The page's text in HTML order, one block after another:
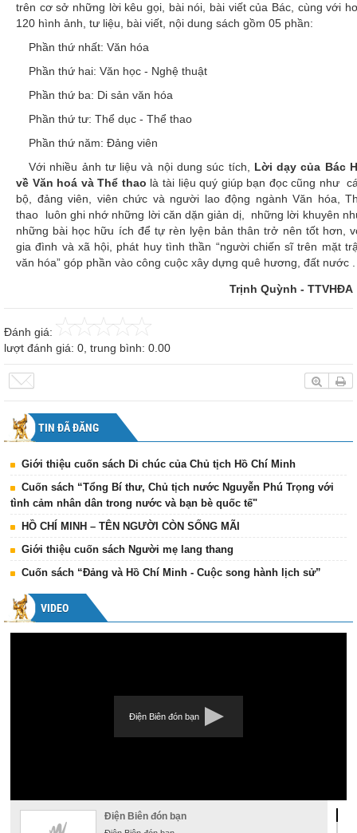
trên cơ sở những lời kêu gọi, bài nói, bài viết của Bác, cùng với
120 hình ảnh, tư liệu, bài viết, nội dung sách gồm 05 phần:
Phần thứ nhất: Văn hóa
Phần thứ hai: Văn học - Nghệ thuật
Phần thứ ba: Di sản văn hóa
Phần thứ tư: Thể dục - Thể thao
Phần thứ năm: Đảng viên
Với nhiều ảnh tư liệu và nội dung súc tích, Lời dạy của Bác
về Văn hoá và Thể thao là tài liệu quý giúp bạn đọc cũng như
bộ, đảng viên, viên chức và người lao động ngành Văn hóa,
thao luôn ghi nhớ những lời căn dặn giản dị, những lời khuyên
những bài học hữu ích để tự rèn lyện bản thân trở nên tốt hơn,
gia đình và xã hội, phát huy tình thần “người chiến sĩ trên mặt
văn hóa” góp phần vào công cuộc xây dựng quê hương, đất nước .
Trịnh Quỳnh - TTVHĐA
Đánh giá:
lượt đánh giá: 0, trung bình: 0.00
TIN ĐÃ ĐĂNG
Giới thiệu cuốn sách Di chúc của Chủ tịch Hồ Chí Minh
Cuốn sách “Tổng Bí thư, Chủ tịch nước Nguyễn Phú Trọng với
tình cảm nhân dân trong nước và bạn bè quốc tế"
HỒ CHÍ MINH – TÊN NGƯỜI CÒN SỐNG MÃI
Giới thiệu cuốn sách Người mẹ lang thang
Cuốn sách “Đảng và Hồ Chí Minh - Cuộc song hành lịch sử”
VIDEO
Điện Biên đón bạn
Điện Biên đón bạn